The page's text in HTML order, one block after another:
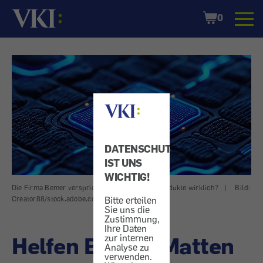
DATENSCHUTZ
IST UNS
WICHTIG!
Bitte erteilen
Sie uns die
Zustimmung,
Ihre Daten
zur internen
Analyse zu
verwenden.
Startseite
Shopping
Cart
0
Die Firma Bemer verspricht viel. Helfen ihre Produkte wirklich? |
Bild:
Creator88/stock.adobe.com (generiert durch KI)
Helfen Bemer-Matten